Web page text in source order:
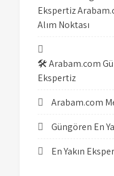
Ekspertiz
Alım Noktası
🛠️ Arabam.com
Ekspertiz
Arabam.com
Güngören En
En Yakın